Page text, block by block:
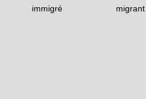
immigré migrant